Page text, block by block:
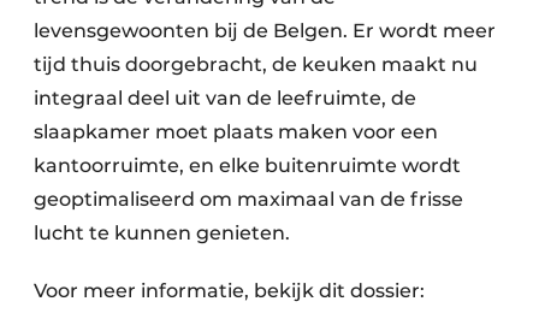
levensgewoonten bij de Belgen. Er wordt meer
tijd thuis doorgebracht, de keuken maakt nu
integraal deel uit van de leefruimte, de
slaapkamer moet plaats maken voor een
kantoorruimte, en elke buitenruimte wordt
geoptimaliseerd om maximaal van de frisse
lucht te kunnen genieten.
Voor meer informatie, bekijk dit dossier: